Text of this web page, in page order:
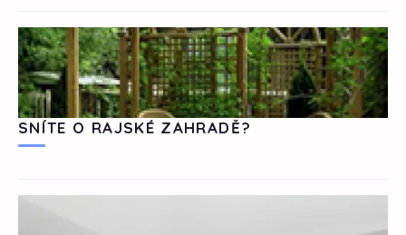
SNÍTE O RAJSKÉ ZAHRADĚ?